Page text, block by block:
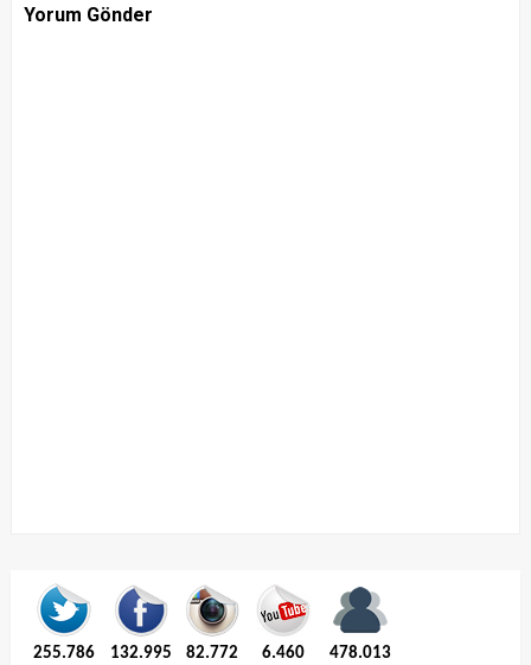
Yorum Gönder
255.786 132.995 82.772 6.460 478.013